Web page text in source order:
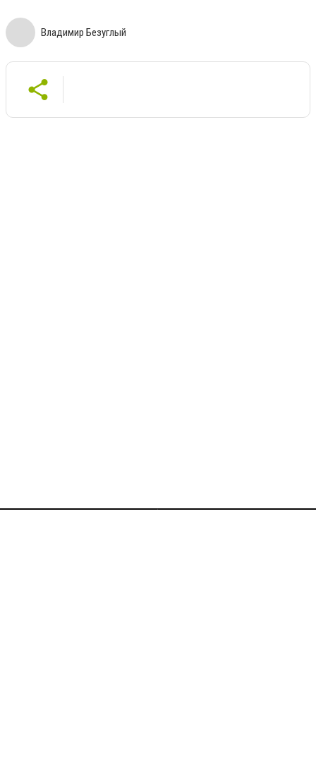
Владимир Безуглый